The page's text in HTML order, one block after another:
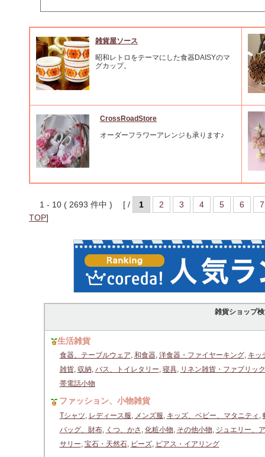
雑貨屋ソース
昭和レトロをテーマにした食器DAISYのマ
グカップ。
CrossRoadStore
オーダーフラワーアレンジも承ります♪
1 - 10 ( 2693 件中 ) [ / 1 2 3 4 5 6
7
TOP]
雑貨ショップ
生活雑貨
食器、テーブルウェア, 和食器, 洋食器・ファイヤーキング, キッ
雑貨, 収納, バス、トイレタリー, 寝具, リネン雑貨・ファブリック
帯電話小物
ファッション、小物雑貨
Tシャツ, レディース服, メンズ服, キッズ、ベビー、マタニティ ,
バッグ、財布, くつ、かさ , 化粧小物, その他小物, ジュエリー、
サリー, 宝石・天然石, ビーズ, ピアス・イアリング